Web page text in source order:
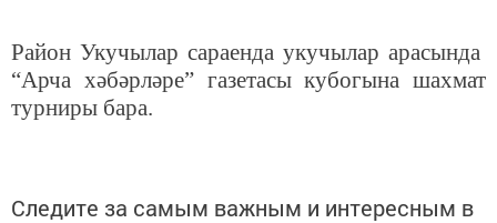
Район Укучылар сараенда укучылар арасында
“Арча хәбәрләре” газетасы кубогына шахмат
турниры бара.
Следите за самым важным и интересным в